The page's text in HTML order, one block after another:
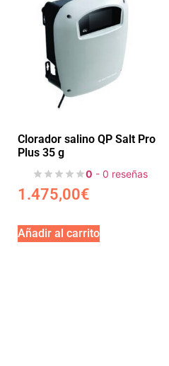
Clorador salino QP Salt Pro
Plus 35 g
0 - 0 reseñas
1.475,00€
Añadir al carrito